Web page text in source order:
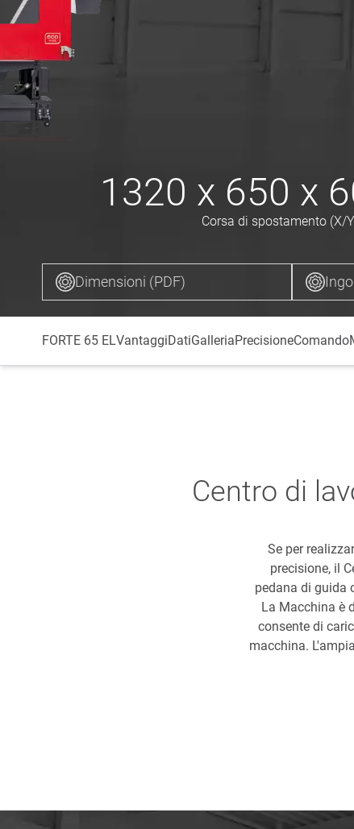
1320 x 650 x
Corsa di spostamento (X/
Dimensioni (PDF)
FORTE 65 ELVantaggiDatiGalleriaPrecisioneComando
Centro di
Se per
precisione, il
pedana di guida
La Macchina è
consente di
macchina.